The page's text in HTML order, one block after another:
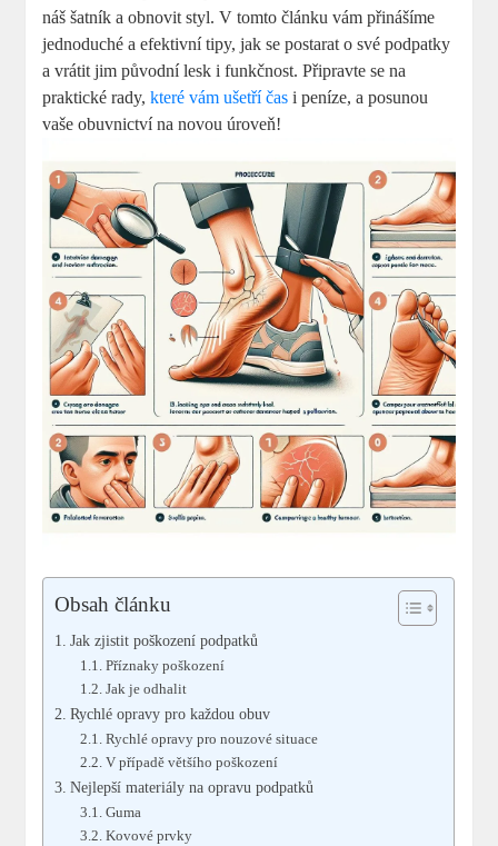
náš šatník a obnovit styl. V tomto článku vám přinášíme
jednoduché a efektivní tipy, jak se postarat o své podpatky
a vrátit jim původní lesk i funkčnost. Připravte se na
praktické rady,které vám ušetří čas i peníze, a posunou
vaše obuvnictví na novou úroveň!
Obsah článku
Jak zjistit poškození podpatků
Příznaky poškození
Jak je odhalit
Rychlé opravy pro každou obuv
Rychlé opravy pro nouzové situace
V případě většího poškození
Nejlepší materiály na opravu podpatků
Guma
Kovové prvky